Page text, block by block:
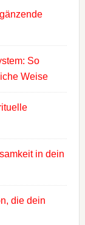
So
Weise
in dein
die dein